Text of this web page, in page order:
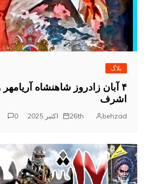
بلاگ
۴ آبان زادروز شاهنشاه
اشرف
behzad 26th اکتبر 2025 0